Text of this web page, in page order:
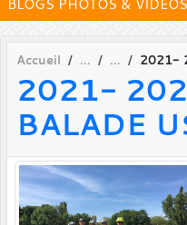
Accueil 2021-
2021-
BALADE